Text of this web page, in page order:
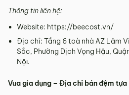
Thông tin liên hệ:
Website: https://beecost.vn/
Địa chỉ: Tầng 6 toà nhà AZ Lâm
Sắc, Phường Dịch Vọng Hậu,
Nội.
Vua gia dụng – Địa chỉ bán đệm